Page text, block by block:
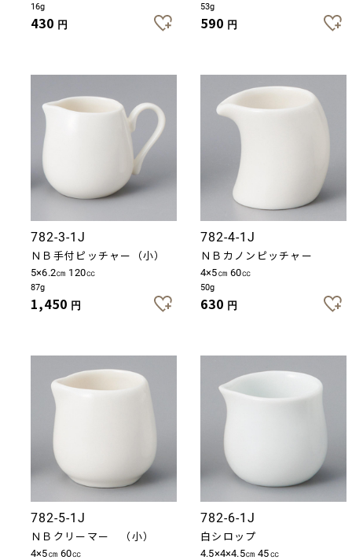
16g
430 円
53g
590 円
782-3-1J
ＮＢ手付ピッチャー（小）
5×6.2㎝ 120㏄
87g
1,450 円
782-4-1J
ＮＢカノンピッチャー
4×5㎝ 60㏄
50g
630 円
782-5-1J
ＮＢクリーマー （小）
4×5㎝ 60㏄
782-6-1J
白シロップ
4.5×4×4.5㎝ 45㏄